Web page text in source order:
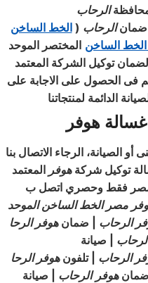
الرحاب
ضمان الرحاب (الخط الساخن
الساخن المختصر الموحد
توكيل الشركة المعتمد
فى الحصول على الاجابة على
الدائمة لمنتجاتنا
هوفر
الصيانة، الرجاء الاتصال بنا
توكيل شركة هوفر المعتمد
فقط وحصري اتصل ب
مصر الخط الساخن الموحد
الرحاب | ضمان هوفر الرحا
| صيانة
الرحاب | تلفون هوفر الرحا
هوفر الرحاب | صيانة